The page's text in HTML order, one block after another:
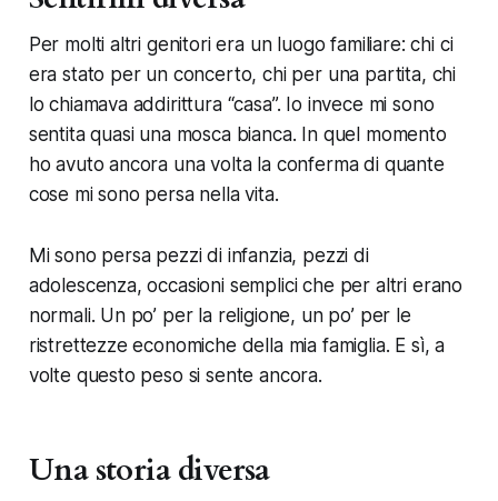
Per molti altri genitori era un luogo familiare: chi ci
era stato per un concerto, chi per una partita, chi
lo chiamava addirittura “casa”. Io invece mi sono
sentita quasi una mosca bianca. In quel momento
ho avuto ancora una volta la conferma di quante
cose mi sono persa nella vita.
Mi sono persa pezzi di infanzia, pezzi di
adolescenza, occasioni semplici che per altri erano
normali. Un po’ per la religione, un po’ per le
ristrettezze economiche della mia famiglia. E sì, a
volte questo peso si sente ancora.
Una storia diversa